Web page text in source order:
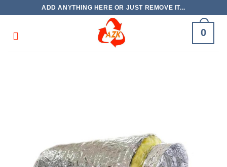
content
ADD ANYTHING HERE OR JUST REMOVE IT...
0